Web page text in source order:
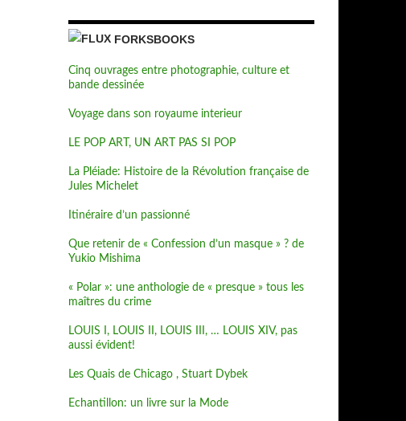
pour le Hyundai Shell World Rally Team
FORKSBOOKS
Cinq ouvrages entre photographie, culture et
bande dessinée
Voyage dans son royaume interieur
LE POP ART, UN ART PAS SI POP
La Pléiade: Histoire de la Révolution française de
Jules Michelet
Itinéraire d’un passionné
Que retenir de « Confession d’un masque » ? de
Yukio Mishima
« Polar »: une anthologie de « presque » tous les
maîtres du crime
LOUIS I, LOUIS II, LOUIS III, … LOUIS XIV, pas
aussi évident!
Les Quais de Chicago , Stuart Dybek
Echantillon: un livre sur la Mode